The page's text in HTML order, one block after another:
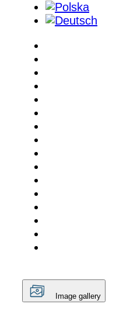
Image gallery